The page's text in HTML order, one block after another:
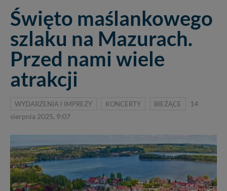
Święto maślankowego
szlaku na Mazurach.
Przed nami wiele
atrakcji
WYDARZENIA I IMPREZY KONCERTY BIEŻĄCE
14
sierpnia 2025, 9:07